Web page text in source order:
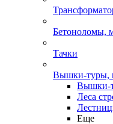
Бетоноломы,
Тачки
Вышки-туры,
Вышки-
Леса
Еще